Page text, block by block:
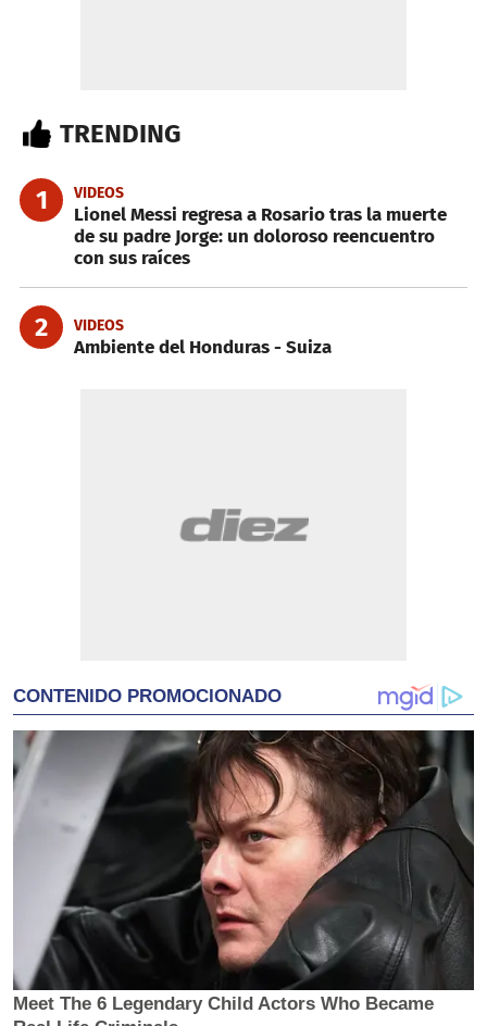
TRENDING
1 VIDEOS
Lionel Messi regresa a Rosario tras la muerte
de su padre Jorge: un doloroso reencuentro
con sus raíces
2 VIDEOS
Ambiente del Honduras - Suiza